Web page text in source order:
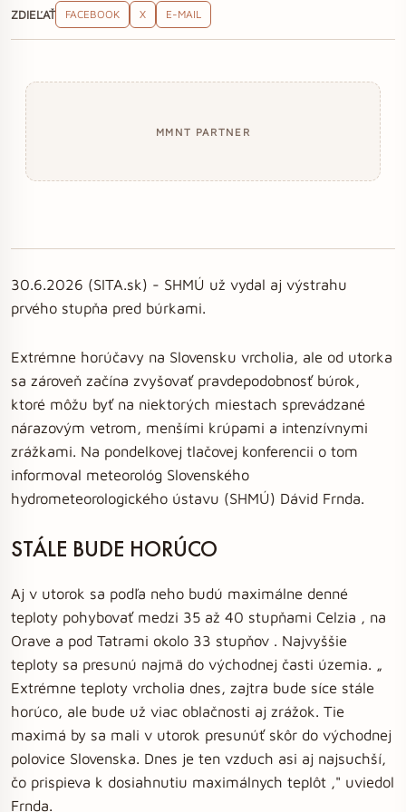
ZDIEĽAŤ FACEBOOK X E-MAIL
MMNT PARTNER
30.6.2026 (SITA.sk) - SHMÚ už vydal aj výstrahu
prvého stupňa pred búrkami.
Extrémne horúčavy na Slovensku vrcholia, ale od utorka
sa zároveň začína zvyšovať pravdepodobnosť búrok,
ktoré môžu byť na niektorých miestach sprevádzané
nárazovým vetrom, menšími krúpami a intenzívnymi
zrážkami. Na pondelkovej tlačovej konferencii o tom
informoval meteorológ Slovenského
hydrometeorologického ústavu (SHMÚ) Dávid Frnda.
STÁLE BUDE HORÚCO
Aj v utorok sa podľa neho budú maximálne denné
teploty pohybovať medzi 35 až 40 stupňami Celzia , na
Orave a pod Tatrami okolo 33 stupňov . Najvyššie
teploty sa presunú najmä do východnej časti územia. „
Extrémne teploty vrcholia dnes, zajtra bude síce stále
horúco, ale bude už viac oblačnosti aj zrážok. Tie
maximá by sa mali v utorok presunúť skôr do východnej
polovice Slovenska. Dnes je ten vzduch asi aj najsuchší,
čo prispieva k dosiahnutiu maximálnych teplôt ," uviedol
Frnda.